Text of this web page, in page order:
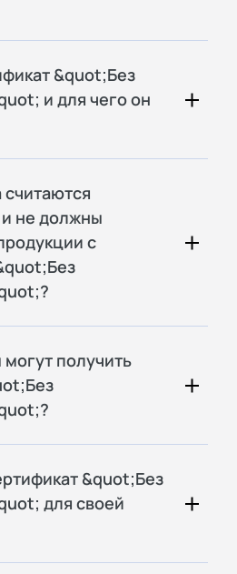
&quot;Без
и для чего он
считаются
не должны
с
получить
&quot;Без
для своей